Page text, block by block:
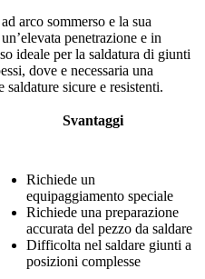
arco sommerso e la sua
penetrazione e in
ideale per la saldatura di giunti
dove e necessaria una
saldature sicure e resistenti.
Svantaggi
Richiede un
equipaggiamento speciale
Richiede una preparazione
accurata del pezzo da saldare
Difficolta nel saldare giunti a
posizioni complesse